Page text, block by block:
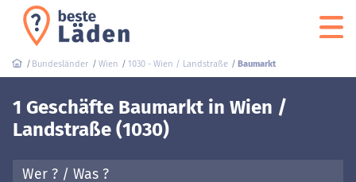
Bundesländer Wien 1030 - Wien / Landstraße Baumarkt
1 Geschäfte Baumarkt in Wien /
Landstraße (1030)